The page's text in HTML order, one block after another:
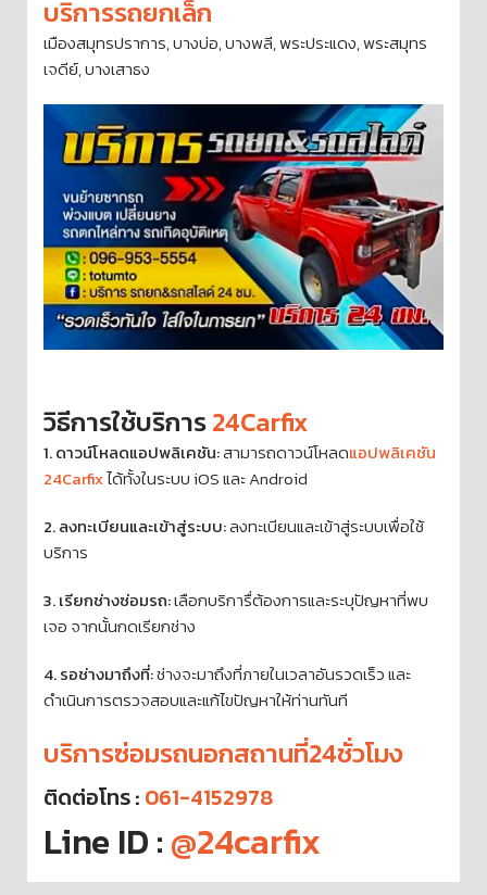
บริการรถยกเล็ก
เมืองสมุทรปราการ, บางบ่อ, บางพลี, พระประแดง, พระสมุทร
เจดีย์, บางเสาธง
วิธีการใช้บริการ24Carfix
1. ดาวน์โหลดแอปพลิเคชัน:สามารถดาวน์โหลดแอปพลิเคชัน
24Carfixได้ทั้งในระบบ iOS และ Android
2. ลงทะเบียนและเข้าสู่ระบบ:ลงทะเบียนและเข้าสู่ระบบเพื่อใช้
บริการ
3. เรียกช่างซ่อมรถ:เลือกบริการื่ต้องการและระบุปัญหาที่พบ
เจอ จากนั้นกดเรียกช่าง
4. รอช่างมาถึงที่:ช่างจะมาถึงที่ภายในเวลาอันรวดเร็ว และ
ดำเนินการตรวจสอบและแก้ไขปัญหาให้ท่านทันที
บริการซ่อมรถนอกสถานที่24ชั่วโมง
ติดต่อโทร : 061-4152978
Line ID :@24carfix